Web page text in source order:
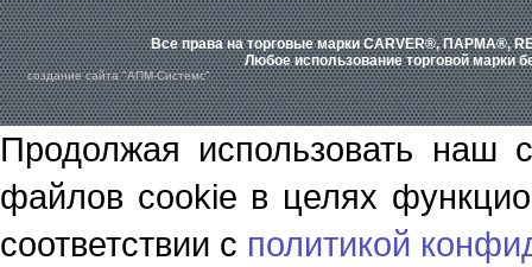
Все права на торговые марки CARVER®, ПАРМА®,
Любое использование торговой марки
создание сайта "АПМ-Системс"
Продолжая использовать наш
файлов cookie в целях
соответствии с политикой